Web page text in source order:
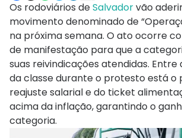
Os rodoviários deSalvadorvão
movimento denominado de
na próxima semana. O ato ocorre
de manifestação para que a
suas reivindicações atendidas. Entre
da classe durante o protesto está o
reajuste salarial e do ticket
acima da inflação, garantindo o
categoria.